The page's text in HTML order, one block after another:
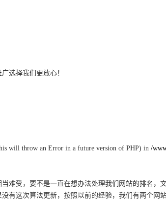
广选择我们更放心！
will throw an Error in a future version of PHP) in /
难受，要不是一直在想办法处理我们网站的排名，
有这次算法更新，按照以前的经验，我们有两个